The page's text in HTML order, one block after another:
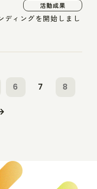
活動成果
ディングを開始しまし
6 7 8